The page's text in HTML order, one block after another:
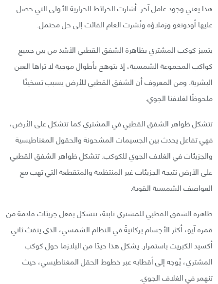
هذا يعني وجود عامل آخر. أشارت الخرائط الحرارية الأولى التي حصل
عليها أودونغو وزملاؤه ونُشرت العام الفائت إلى حل محتمل.
يتميز كوكب المشتري بظاهرة الشفق القطبي الأشد من بين جميع
كواكب المجموعة الشمسية، إذ يتوهج بأطوال موجية لا تراها العين
البشرية. ومن المعروف أن الشفق القطبي للأرض يسبب تسخينًا
ملحوظًا لغلافنا الجوي.
تتشكل ظواهر الشفق القطبي في المشتري كما تتشكل على الأرض،
فهي تفاعل يحدث بين الجسيمات المشحونة والحقول المغناطيسية
والجزيئات في الغلاف الجوي للكوكب. تتشكل ظواهر الشفق القطبي
على الأرض نتيجة الجزيئات غير المنتظمة والمتقطعة التي تهب مع
العواصف الشمسية القوية.
ظاهرة الشفق القطبي للمشتري ثابتة، تتشكل بفعل جزيئات قادمة من
قمره آيو، أكثر الأجسام بركانيةً في النظام الشمسي، الذي ينفث ثاني
أكسيد الكبريت باستمرار. يشكل هذا حيدًا من البلازما حول كوكب
المشتري، يُوجه إلى أقطابه عبر خطوط الحقل المغناطيسي، حيث
تنهمر في الغلاف الجوي.